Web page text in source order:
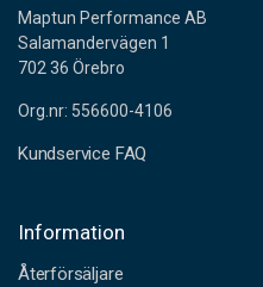
Maptun Performance AB
Salamandervägen 1
702 36 Örebro
Org.nr: 556600-4106
Kundservice FAQ
Information
Återförsäljare